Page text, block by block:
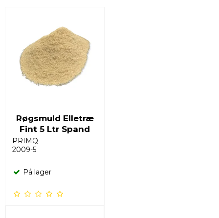
Røgsmuld Elletræ
Fint 5 Ltr Spand
PRIMQ
2009-5
På lager